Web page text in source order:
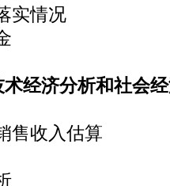
情况
经济分析和社会
收入估算